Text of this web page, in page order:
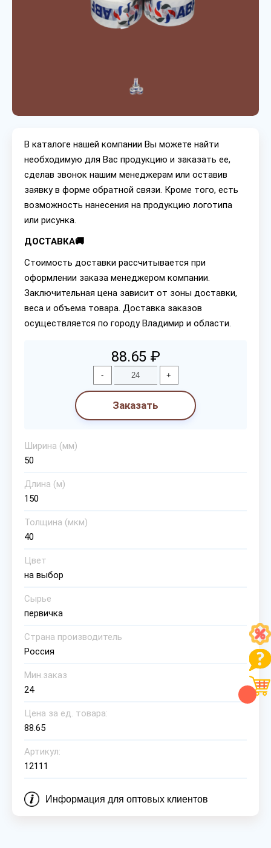
В каталоге нашей компании Вы можете найти
необходимую для Вас продукцию и заказать ее,
сделав звонок нашим менеджерам или оставив
заявку в форме обратной связи. Кроме того, есть
возможность нанесения на продукцию логотипа
или рисунка.
ДОСТАВКА🚚
Стоимость доставки рассчитывается при
оформлении заказа менеджером компании.
Заключительная цена зависит от зоны доставки,
веса и объема товара. Доставка заказов
осуществляется по городу Владимир и области.
88.65 ₽
- +
Заказать
Ширина (мм)
50
Длина (м)
150
Толщина (мкм)
40
Цвет
на выбор
Сырье
первичка
Страна производитель
Россия
Мин.заказ
24
Цена за ед. товара:
88.65
Артикул:
12111
Информация для оптовых клиентов